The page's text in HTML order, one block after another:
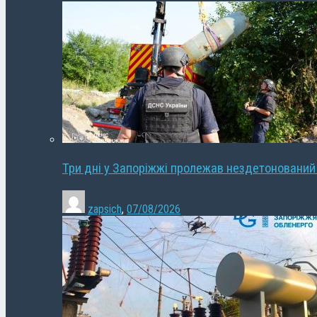
Три дні у Запоріжжі пролежав
zapsich, 07/08/2026